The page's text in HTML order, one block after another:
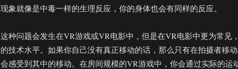
现象就像是中毒一样的生理反应，你的身体也会有同样的反应。
这种问题会发生在VR游戏或VR电影中，但是在VR电影中更为常见
的技术水平。如果你自己没有真正移动的话，那么只有在拍摄者移
会感受到其中的移动。在房间规模的VR游戏中，你会通过实际的运